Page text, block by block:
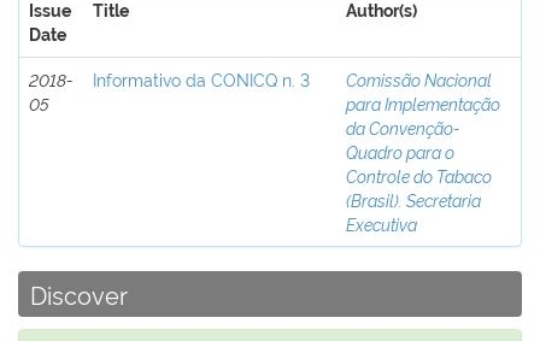
Issue
Date
Title Author(s)
2018-
05
Informativo da CONICQ n. 3
Comissão Nacional
para Implementação
da Convenção-
Quadro para o
Controle do Tabaco
(Brasil). Secretaria
Executiva
Discover